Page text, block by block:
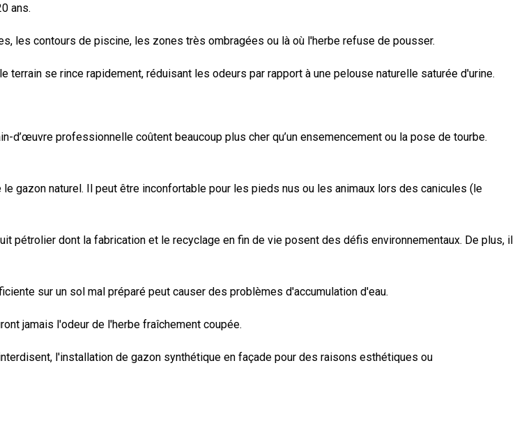
ans.
les contours de piscine, les zones très ombragées ou là où l'herbe refuse de pousser.
terrain se rince rapidement, réduisant les odeurs par rapport à une pelouse naturelle saturée d'urine.
d’œuvre professionnelle coûtent beaucoup plus cher qu’un ensemencement ou la pose de tourbe.
gazon naturel. Il peut être inconfortable pour les pieds nus ou les animaux lors des canicules (le
pétrolier dont la fabrication et le recyclage en fin de vie posent des défis environnementaux. De plus, il
sur un sol mal préparé peut causer des problèmes d'accumulation d'eau.
jamais l'odeur de l'herbe fraîchement coupée.
l'installation de gazon synthétique en façade pour des raisons esthétiques ou